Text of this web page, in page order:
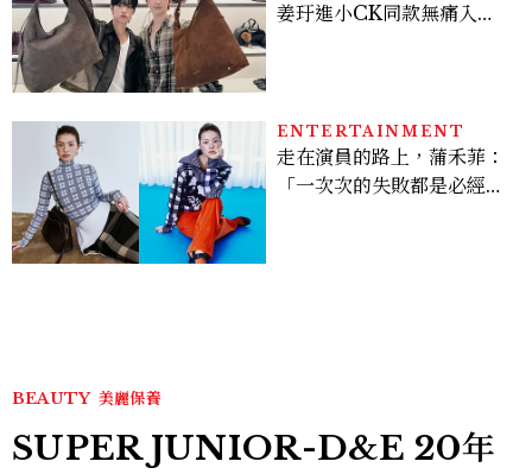
姜玗進小CK同款無痛入
ENTERTAINMENT
走在演員的路上，蒲禾菲：
「一次次的失敗都是必經過
BEAUTY 美麗保養
SUPER JUNIOR-D&E 20年